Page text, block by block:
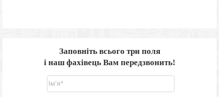
Заповніть всього три поля
і наш фахівець Вам передзвонить!